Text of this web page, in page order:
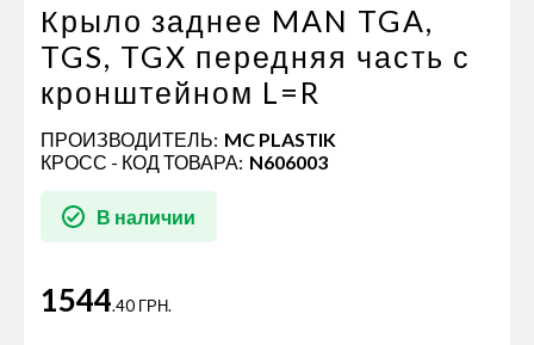
Автономное отопление и
кондиционировани
Стяжные ремни и тросы
Крыло заднее MAN TGA,
TGS, TGX передняя часть с
кронштейном L=R
ПРОИЗВОДИТЕЛЬ: MC PLASTIK
КРОСС - КОД ТОВАРА: N606003
В наличии
1544.40 ГРН.